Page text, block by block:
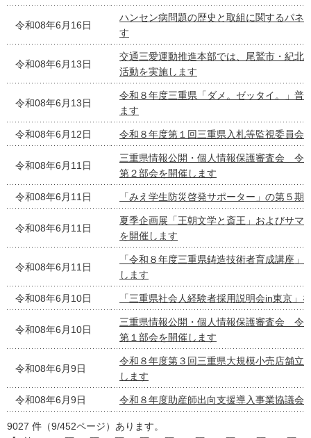
令和08年6月16日
ハンセン病問題の歴史と取組に関するパネ
す
令和08年6月13日
交通三愛運動推進本部では、尾鷲市・紀北
活動を実施します
令和08年6月13日
令和８年度三重県「ダメ。ゼッタイ。」普
ます
令和08年6月12日 令和８年度第１回三重県入札等監視委員会
令和08年6月11日
三重県情報公開・個人情報保護審査会 令
第２部会を開催します
令和08年6月11日 「みえ学生防災啓発サポーター」の第５期
令和08年6月11日
夏季企画展「王朝文学と斎王」およびサマ
を開催します
令和08年6月11日
「令和８年度三重県鋳造技術者育成講座」
します
令和08年6月10日 「三重県社会人経験者採用説明会in東京」
令和08年6月10日
三重県情報公開・個人情報保護審査会 令
第１部会を開催します
令和08年6月9日
令和８年度第３回三重県大規模小売店舗立
します
令和08年6月9日 令和８年度助産師出向支援導入事業協議会
9027 件（9/452ページ）あります。